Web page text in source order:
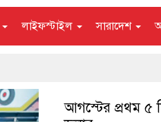
লাইফস্টাইল সারাদেশ
আগস্টের প্রথম ৫